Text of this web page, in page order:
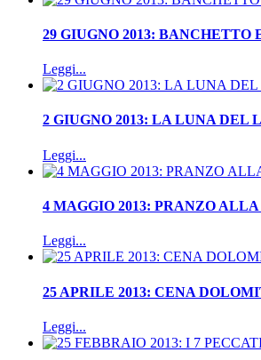
29 GIUGNO 2013:
Leggi...
2 GIUGNO 2013: LA LUNA DEL
Leggi...
4 MAGGIO 2013: PRANZO
Leggi...
25 APRILE 2013: CENA
Leggi...